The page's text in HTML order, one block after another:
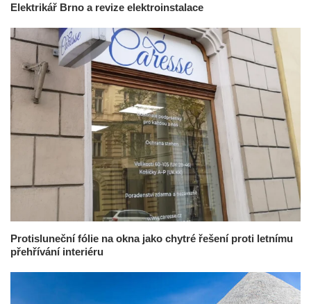
Elektrikář Brno a revize elektroinstalace
Protisluneční fólie na okna jako chytré řešení proti letnímu
přehřívání interiéru